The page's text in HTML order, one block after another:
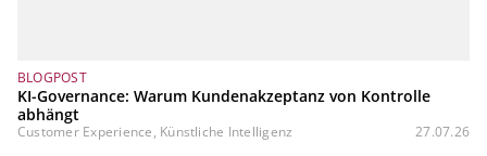
BLOGPOST
KI-Governance: Warum Kundenakzeptanz von Kontrolle
abhängt
Customer Experience, Künstliche Intelligenz 27.07.26